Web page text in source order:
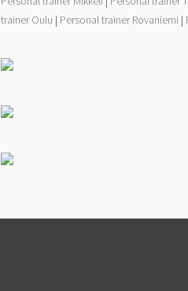
trainer Oulu | Personal trainer Rovaniemi |